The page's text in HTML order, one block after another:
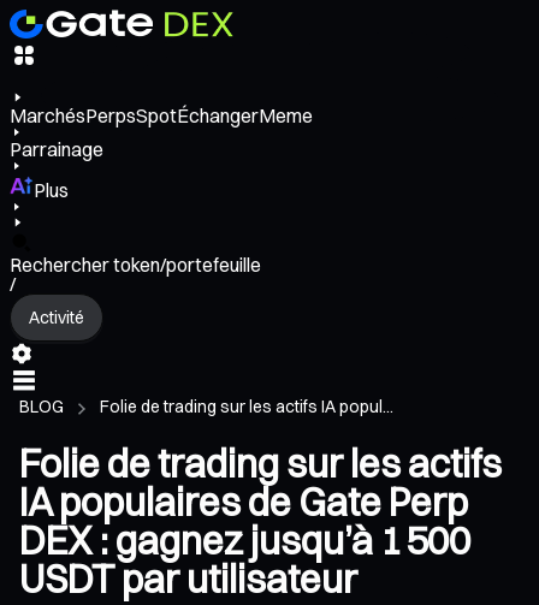
MarchésPerpsSpotÉchangerMeme
Parrainage
Plus
Rechercher token/portefeuille
/
Activité
BLOG Folie de trading sur les actifs IA popul...
Folie de trading sur les actifs
IA populaires de Gate Perp
DEX : gagnez jusqu’à 1 500
USDT par utilisateur